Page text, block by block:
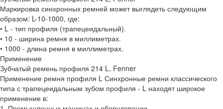
Маркировка синхронных ремней может выглядеть следующим
образом: L-10-1000, где:
• L - тип профиля (трапецеидальный).
• 10 - ширина ремня в миллиметрах.
• 1000 - длина ремня в миллиметрах.
Применение
Зубчатый ремень профиля 214 L, Fenner
Применение ремня профиля L Синхронные ремни классического
типа с трапецеидальным зубом профиля - L находят широкое
применение в: